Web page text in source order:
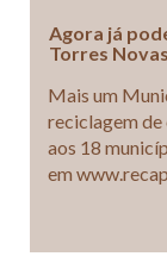
Agora já
Torres Novas
Mais um
reciclagem de
aos 18
em